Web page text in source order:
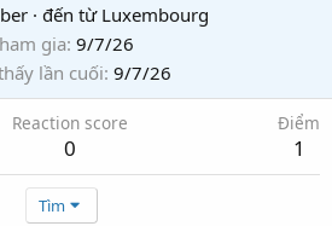
· đến từ Luxembourg
gia 9/7/26
lần cuối 9/7/26
Reaction score
0
Điểm
1
Tìm